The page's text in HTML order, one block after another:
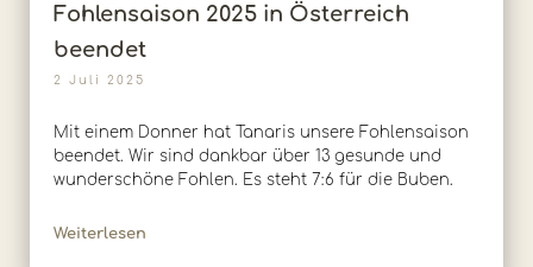
Fohlensaison 2025 in Österreich
beendet
2 Juli 2025
Mit einem Donner hat Tanaris unsere Fohlensaison
beendet. Wir sind dankbar über 13 gesunde und
wunderschöne Fohlen. Es steht 7:6 für die Buben.
Weiterlesen